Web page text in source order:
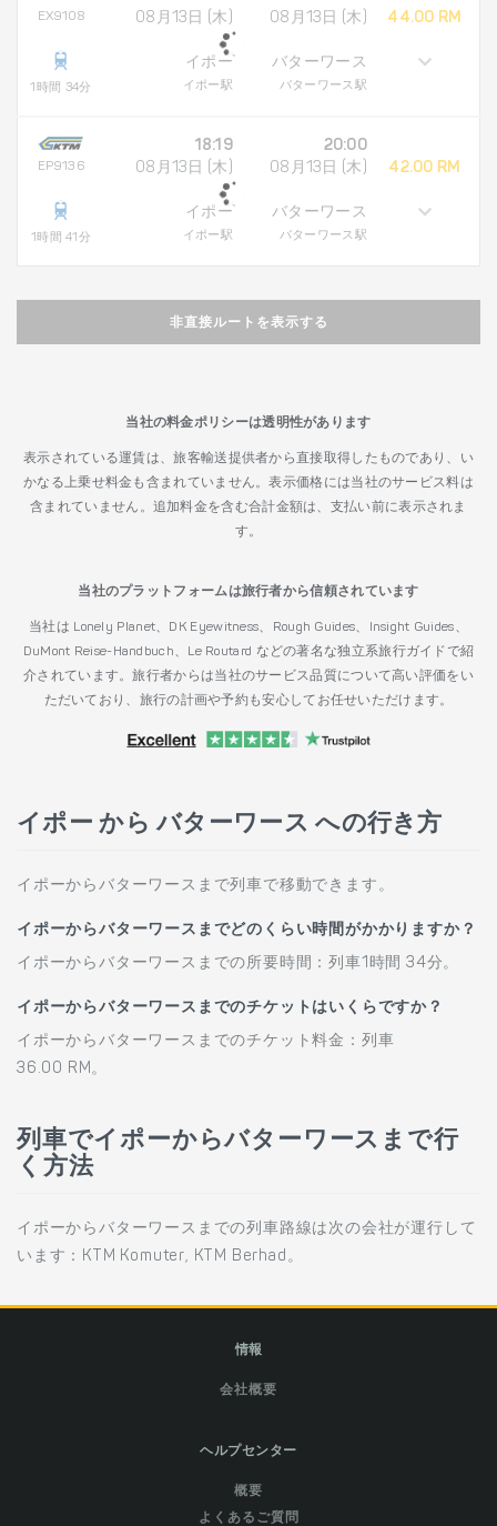
EX9108
1時間 34分
08月13日 (木)
イポー
イポー駅
08月13日 (木)
バターワース
バターワース駅
44.00 RM
EP9136
1時間 41分
18:19
08月13日 (木)
イポー
イポー駅
20:00
08月13日 (木)
バターワース
バターワース駅
42.00 RM
非直接ルートを表示する
当社の料金ポリシーは透明性があります
表示されている運賃は、旅客輸送提供者から直接取得したものであり、い
かなる上乗せ料金も含まれていません。表示価格には当社のサービス料は
含まれていません。追加料金を含む合計金額は、支払い前に表示されま
す。
当社のプラットフォームは旅行者から信頼されています
当社は Lonely Planet、DK Eyewitness、Rough Guides、Insight Guides、
DuMont Reise-Handbuch、Le Routard などの著名な独立系旅行ガイドで紹
介されています。旅行者からは当社のサービス品質について高い評価をい
ただいており、旅行の計画や予約も安心してお任せいただけます。
イポー から バターワース への行き方
イポーからバターワースまで列車で移動できます。
イポーからバターワースまでどのくらい時間がかかりますか？
イポーからバターワースまでの所要時間：列車1時間 34分。
イポーからバターワースまでのチケットはいくらですか？
イポーからバターワースまでのチケット料金：列車
36.00 RM。
列車でイポーからバターワースまで行
く方法
イポーからバターワースまでの列車路線は次の会社が運行して
います：KTM Komuter, KTM Berhad。
情報
会社概要
ヘルプセンター
概要
よくあるご質問